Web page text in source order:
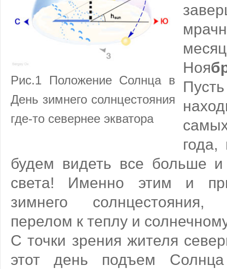
Рис.1 Положение Солнца в
День зимнего солнцестояния
где-то севернее экватора
Ноя
будем видеть все больше
света! Именно этим и
зимнего солнцестояния,
перелом к теплу и
С точки зрения жителя
этот день подъем